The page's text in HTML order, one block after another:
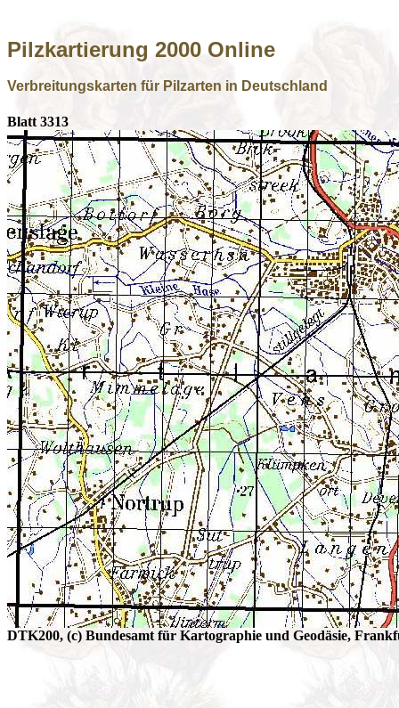
Pilzkartierung 2000 Online
Verbreitungskarten für Pilzarten in Deutschland
Blatt 3313
DTK200, (c) Bundesamt für Kartographie und Geodäsie,